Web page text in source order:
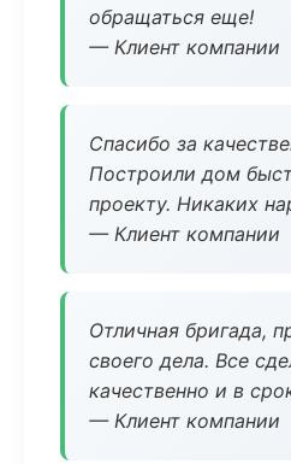
обращаться еще!
— Клиент компании
Спасибо за
Построили дом
проекту. Никаких
— Клиент компании
Отличная бригада,
своего дела. Все
качественно и в
— Клиент компании